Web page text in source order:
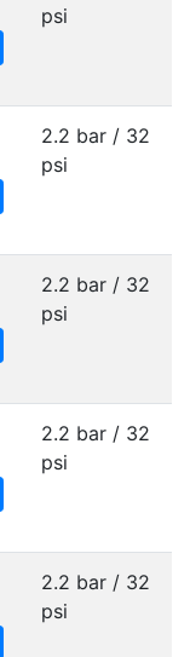
psi
2.2 bar / 32
psi
2.2 bar / 32
psi
2.2 bar / 32
psi
2.2 bar / 32
psi